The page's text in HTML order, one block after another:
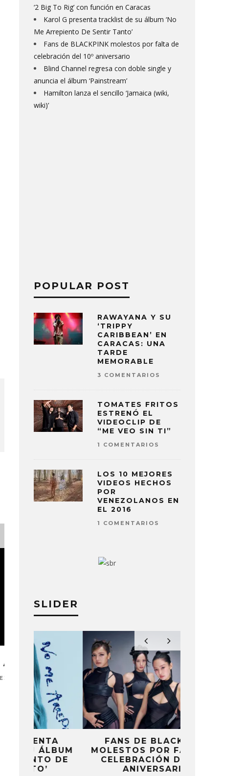
‘2 Big To Rig’ con función en Caracas
Karol G presenta tracklist de su álbum ‘No
Me Arrepiento De Sentir Tanto’
Fans de BLACKPINK molestos por falta de
celebración del 10º aniversario
Blind Channel regresa con doble single y
anuncia el álbum ‘Painstream’
Hamilton lanza el sencillo ‘Jamaica (wiki,
wiki)’
POPULAR POST
RAWAYANA Y SU
‘TRIPPY
CARIBBEAN’ EN
CARACAS: UNA
TARDE
MEMORABLE
3 COMENTARIOS
TOMATES FRITOS
ESTRENÓ EL
VIDEOCLIP DE
“ME VEO SIN TI”
1 COMENTARIOS
LOS 10 MEJORES
VIDEOS HECHOS
POR
VENEZOLANOS EN
EL 2016
1 COMENTARIOS
SLIDER
FANS DE BLACKPINK
MOLESTOS POR FALTA DE
CELEBRACIÓN DEL 10º
ANIVERSARIO